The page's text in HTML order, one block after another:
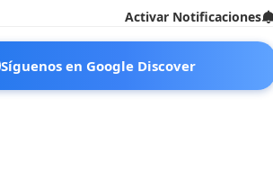
Activar Notificaciones
Síguenos en Google Discover